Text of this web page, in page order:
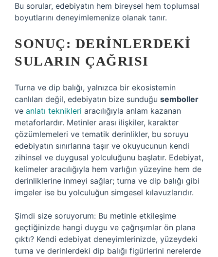
Bu sorular, edebiyatın hem bireysel hem toplumsal
boyutlarını deneyimlemenize olanak tanır.
SONUÇ: DERINLERDEKI
SULARIN ÇAĞRISI
Turna ve dip balığı, yalnızca bir ekosistemin
canlıları değil, edebiyatın bize sunduğu semboller
ve anlatı teknikleri aracılığıyla anlam kazanan
metaforlardır. Metinler arası ilişkiler, karakter
çözümlemeleri ve tematik derinlikler, bu soruyu
edebiyatın sınırlarına taşır ve okuyucunun kendi
zihinsel ve duygusal yolculuğunu başlatır. Edebiyat,
kelimeler aracılığıyla hem varlığın yüzeyine hem de
derinliklerine inmeyi sağlar; turna ve dip balığı gibi
imgeler ise bu yolculuğun simgesel kılavuzlarıdır.
Şimdi size soruyorum: Bu metinle etkileşime
geçtiğinizde hangi duygu ve çağrışımlar ön plana
çıktı? Kendi edebiyat deneyimlerinizde, yüzeydeki
turna ve derinlerdeki dip balığı figürlerini nerelerde